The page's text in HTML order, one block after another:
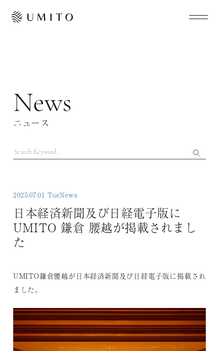
News
ニュース
2025.07.01 TueNews
日本経済新聞及び日経電子版に
UMITO 鎌倉 腰越が掲載されまし
た
UMITO鎌倉腰越が日本経済新聞及び日経電子版に掲載され
ました。